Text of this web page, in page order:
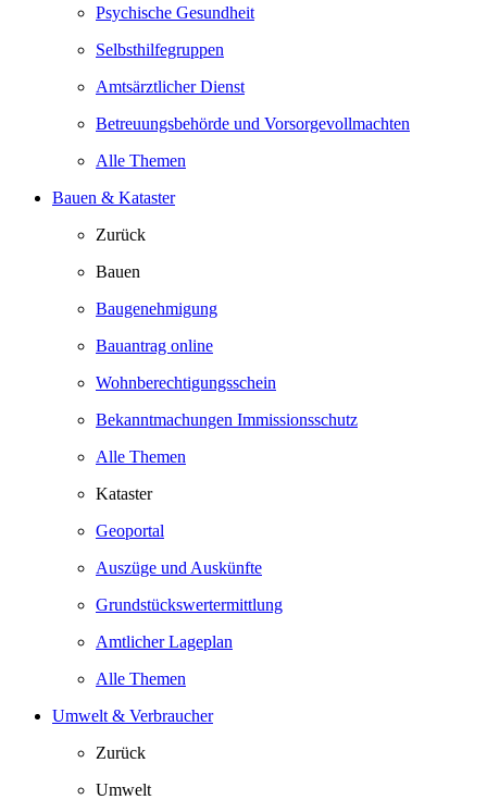
Psychische Gesundheit
Selbsthilfegruppen
Amtsärztlicher Dienst
Betreuungsbehörde und Vorsorgevollmachten
Alle Themen
Bauen & Kataster
Zurück
Bauen
Baugenehmigung
Bauantrag online
Wohnberechtigungsschein
Bekanntmachungen Immissionsschutz
Alle Themen
Kataster
Geoportal
Auszüge und Auskünfte
Grundstückswertermittlung
Amtlicher Lageplan
Alle Themen
Umwelt & Verbraucher
Zurück
Umwelt